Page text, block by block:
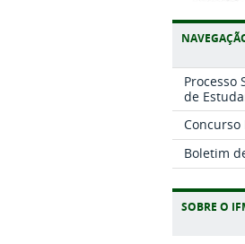
Processo
de
Concurso
Boletim
SOBRE O